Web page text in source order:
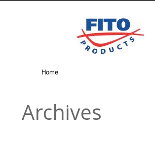
Archives